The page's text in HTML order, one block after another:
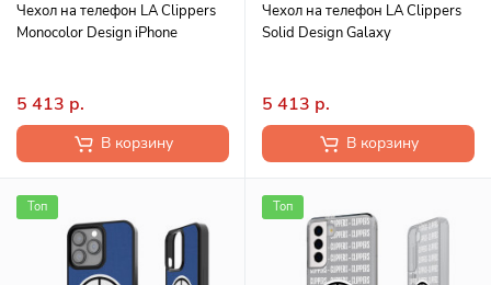
Чехол на телефон LA Clippers
Monocolor Design iPhone
5 413 р.
В корзину
Чехол на телефон LA Clippers
Solid Design Galaxy
5 413 р.
В корзину
Топ Топ